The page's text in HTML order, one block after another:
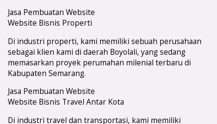
Jasa Pembuatan Website
Website Bisnis Properti
Di industri properti, kami memiliki sebuah perusahaan
sebagai klien kami di daerah Boyolali, yang sedang
memasarkan proyek perumahan milenial terbaru di
Kabupaten Semarang.
Jasa Pembuatan Website
Website Bisnis Travel Antar Kota
Di industri travel dan transportasi, kami memiliki